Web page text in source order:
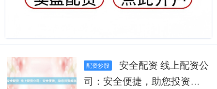
配资炒股
安全配资 线上配资公
司：安全便捷，助您投资起